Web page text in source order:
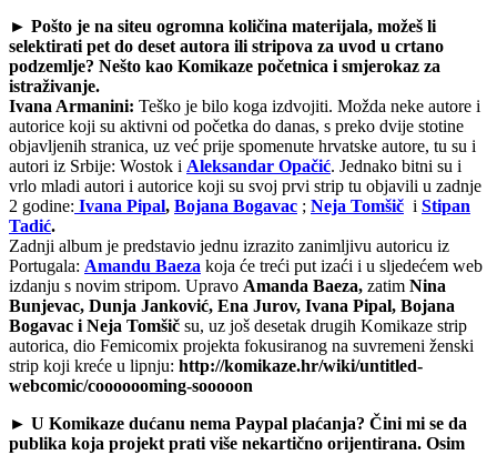
► Pošto je na siteu ogromna količina materijala, možeš li
selektirati pet do deset autora ili stripova za uvod u crtano
podzemlje? Nešto kao Komikaze početnica i smjerokaz za
istraživanje.
Ivana Armanini: Teško je bilo koga izdvojiti. Možda neke autore i
autorice koji su aktivni od početka do danas, s preko dvije stotine
objavljenih stranica, uz već prije spomenute hrvatske autore, tu su i
autori iz Srbije: Wostok i Aleksandar Opačić. Jednako bitni su i
vrlo mladi autori i autorice koji su svoj prvi strip tu objavili u zadnje
2 godine: Ivana Pipal, Bojana Bogavac ; Neja Tomšič i Stipan
Tadić.
Zadnji album je predstavio jednu izrazito zanimljivu autoricu iz
Portugala: Amandu Baeza koja će treći put izaći i u sljedećem web
izdanju s novim stripom. Upravo Amanda Baeza, zatim Nina
Bunjevac, Dunja Janković, Ena Jurov, Ivana Pipal, Bojana
Bogavac i Neja Tomšič su, uz još desetak drugih Komikaze strip
autorica, dio Femicomix projekta fokusiranog na suvremeni ženski
strip koji kreće u lipnju: http://komikaze.hr/wiki/untitled-
webcomic/cooooooming-sooooon
► U Komikaze dućanu nema Paypal plaćanja? Čini mi se da
publika koja projekt prati više nekartično orijentirana. Osim